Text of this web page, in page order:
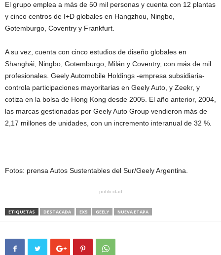
El grupo emplea a más de 50 mil personas y cuenta con 12 plantas
y cinco centros de I+D globales en Hangzhou, Ningbo,
Gotemburgo, Coventry y Frankfurt.
A su vez, cuenta con cinco estudios de diseño globales en
Shanghái, Ningbo, Gotemburgo, Milán y Coventry, con más de mil
profesionales. Geely Automobile Holdings -empresa subsidiaria-
controla participaciones mayoritarias en Geely Auto, y Zeekr, y
cotiza en la bolsa de Hong Kong desde 2005. El año anterior, 2004,
las marcas gestionadas por Geely Auto Group vendieron más de
2,17 millones de unidades, con un incremento interanual de 32 %.
Fotos: prensa Autos Sustentables del Sur/Geely Argentina.
publicidad
ETIQUETAS DESTACADA EX5 GEELY NUEVA ETAPA